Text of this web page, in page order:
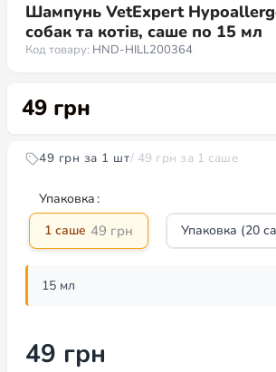
Шампунь VetExpert
собак та котів, саше по 15 мл
Код товару: HND-HILL200364
49 грн
49 грн за 1 шт/ 49 грн за 1 саше
Упаковка
1 саше 49 грн Упаковка (20
15 мл
49 грн